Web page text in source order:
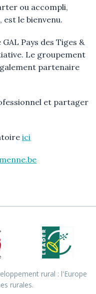
ou accompli,
le bienvenu.
Pays des Tiges &
Le groupement
partenaire
et partager
ici
rural : l'Europe
rurales.